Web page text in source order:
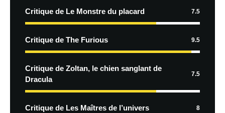
Critique de Le Monstre du placard 7.5
Critique de The Furious 9.5
Critique de Zoltan, le chien sanglant de
Dracula
7.5
Critique de Les Maîtres de l’univers 8